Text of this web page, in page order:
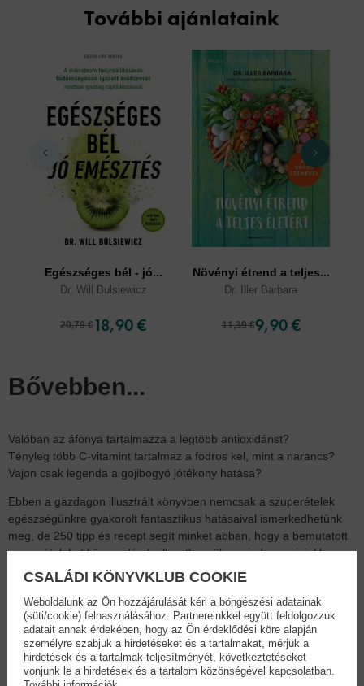
További ajánlataink
Egészséges bél - jó...
Dr. Will Bulsiewicz
20,79 €18,90 €
Növényi étrend a teljes...
Dr. Iller Barbara
11,39 €9,90 €
Bővebben...
Valóban az áfonya tartalmazza a legtöbb antioxidánst?
Tényleg több C-vitamint tartalmaz a fodros kel, mint a narancs?
Vajon csak legenda a gojibogyó jótékony hatása?
Ebben a gazdagon illusztrált könyvben nemcsak a szuperételek
egészségünkre gyakorolt fantasztikus hatásaival ismerkedhetünk
meg, de 250 tipp és recept segít minket abban, hogy a bemutatott
szuperételeket könnyedén beilleszthessük a mindennapjainkba.
Turbózzuk fel étrendünket 90 tápanyagban gazdag
„Hiszek benne, hogy az étel sokkal több, mint táplálék: valódi
orvosság. Tartsatok velünk
a szuperételek birodalmába, és nyerjetek inspirációt egy
kiegyensúlyozottabb élet eléréséhez!”
CSALÁDI KÖNYVKLUB COOKIE
Weboldalunk az Ön hozzájárulását kéri a böngészési adatainak
(süti/cookie) felhasználásához. Partnereinkkel együtt feldolgozzuk
adatait annak érdekében, hogy az Ön érdeklődési köre alapján
személyre szabjuk a hirdetéseket és a tartalmakat, mérjük a
hirdetések és a tartalmak teljesítményét, következtetéseket
vonjunk le a hirdetések és a tartalom közönségével kapcsolatban.